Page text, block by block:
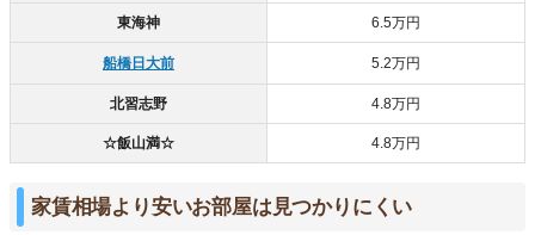
東海神 6.5万円
船橋日大前 5.2万円
北習志野 4.8万円
☆飯山満☆ 4.8万円
家賃相場より安いお部屋は見つかりにくい